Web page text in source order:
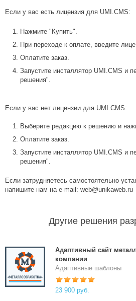
Если у вас есть лицензия для UMI.CMS:
Нажмите "Купить".
При переходе к оплате, введите
Оплатите заказ.
Запустите инсталлятор UMI.CMS и
решения".
Если у вас нет лицензии для UMI.CMS:
Выберите редакцию к решению и
Оплатите заказ.
Запустите инсталлятор UMI.CMS и
решения".
Если затрудняетесь самостоятельно
напишите нам на e-mail: web@unikaweb.ru
Другие решения
Адаптивный сайт
компании
Адаптивные шаблоны
23 900 руб.